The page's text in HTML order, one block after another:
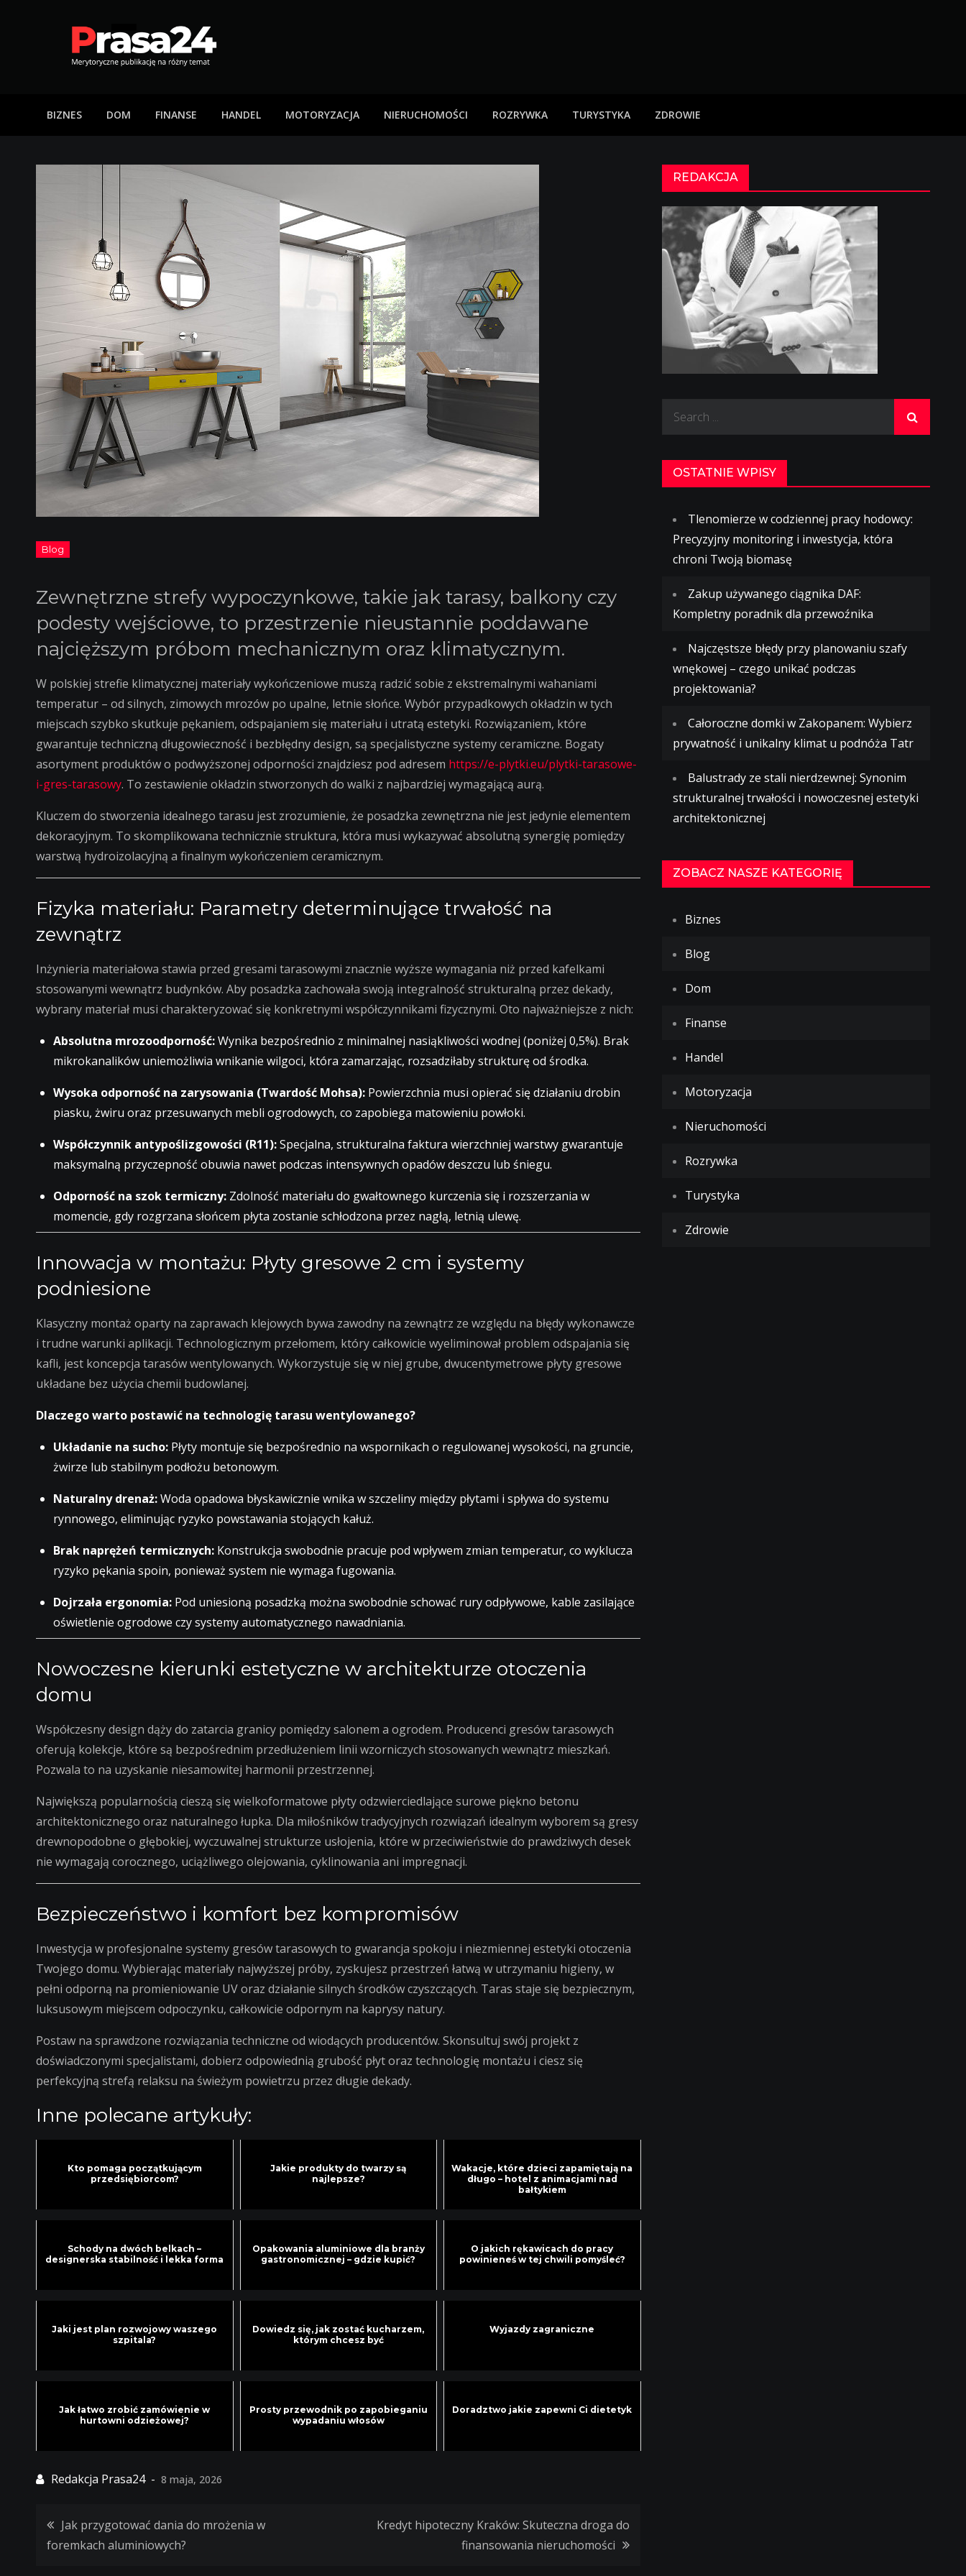
BIZNES DOM FINANSE HANDEL MOTORYZACJA NIERUCHOMOŚCI ROZRYWKA TURYSTYKA ZDROWIE
Zewnętrzne strefy wypoczynkowe, takie jak tarasy, balkony czy
podesty wejściowe, to przestrzenie nieustannie poddawane
najcięższym próbom mechanicznym oraz klimatycznym.
W polskiej strefie klimatycznej materiały wykończeniowe muszą radzić sobie z ekstremalnymi wahaniami
temperatur – od silnych, zimowych mrozów po upalne, letnie słońce. Wybór przypadkowych okładzin w tych
miejscach szybko skutkuje pękaniem, odspajaniem się materiału i utratą estetyki. Rozwiązaniem, które
gwarantuje techniczną długowieczność i bezbłędny design, są specjalistyczne systemy ceramiczne. Bogaty
asortyment produktów o podwyższonej odporności znajdziesz pod adresem https://e-plytki.eu/plytki-tarasowe-
i-gres-tarasowy. To zestawienie okładzin stworzonych do walki z najbardziej wymagającą aurą.
Kluczem do stworzenia idealnego tarasu jest zrozumienie, że posadzka zewnętrzna nie jest jedynie elementem
dekoracyjnym. To skomplikowana technicznie struktura, która musi wykazywać absolutną synergię pomiędzy
warstwą hydroizolacyjną a finalnym wykończeniem ceramicznym.
Fizyka materiału: Parametry determinujące trwałość na
zewnątrz
Inżynieria materiałowa stawia przed gresami tarasowymi znacznie wyższe wymagania niż przed kafelkami
stosowanymi wewnątrz budynków. Aby posadzka zachowała swoją integralność strukturalną przez dekady,
wybrany materiał musi charakteryzować się konkretnymi współczynnikami fizycznymi. Oto najważniejsze z nich:
Absolutna mrozoodporność:Wynika bezpośrednio z minimalnej nasiąkliwości wodnej (poniżej 0,5%). Brak
mikrokanalików uniemożliwia wnikanie wilgoci, która zamarzając, rozsadziłaby strukturę od środka.
Wysoka odporność na zarysowania (Twardość Mohsa): Powierzchnia musi opierać się działaniu drobin
piasku, żwiru oraz przesuwanych mebli ogrodowych, co zapobiega matowieniu powłoki.
Współczynnik antypoślizgowości (R11):Specjalna, strukturalna faktura wierzchniej warstwy gwarantuje
maksymalną przyczepność obuwia nawet podczas intensywnych opadów deszczu lub śniegu.
Odporność na szok termiczny: Zdolność materiału do gwałtownego kurczenia się i rozszerzania w
momencie, gdy rozgrzana słońcem płyta zostanie schłodzona przez nagłą, letnią ulewę.
Innowacja w montażu: Płyty gresowe 2 cm i systemy
podniesione
Klasyczny montaż oparty na zaprawach klejowych bywa zawodny na zewnątrz ze względu na błędy wykonawcze
i trudne warunki aplikacji. Technologicznym przełomem, który całkowicie wyeliminował problem odspajania się
kafli, jest koncepcja tarasów wentylowanych. Wykorzystuje się w niej grube, dwucentymetrowe płyty gresowe
układane bez użycia chemii budowlanej.
Dlaczego warto postawić na technologię tarasu wentylowanego?
Układanie na sucho: Płyty montuje się bezpośrednio na wspornikach o regulowanej wysokości, na gruncie,
żwirze lub stabilnym podłożu betonowym.
Naturalny drenaż:Woda opadowa błyskawicznie wnika w szczeliny między płytami i spływa do systemu
rynnowego, eliminując ryzyko powstawania stojących kałuż.
Brak naprężeń termicznych: Konstrukcja swobodnie pracuje pod wpływem zmian temperatur, co wyklucza
ryzyko pękania spoin, ponieważ system nie wymaga fugowania.
Dojrzała ergonomia: Pod uniesioną posadzką można swobodnie schować rury odpływowe, kable zasilające
oświetlenie ogrodowe czy systemy automatycznego nawadniania.
Nowoczesne kierunki estetyczne w architekturze otoczenia
domu
Współczesny design dąży do zatarcia granicy pomiędzy salonem a ogrodem. Producenci gresów tarasowych
oferują kolekcje, które są bezpośrednim przedłużeniem linii wzorniczych stosowanych wewnątrz mieszkań.
Pozwala to na uzyskanie niesamowitej harmonii przestrzennej.
Największą popularnością cieszą się wielkoformatowe płyty odzwierciedlające surowe piękno betonu
architektonicznego oraz naturalnego łupka. Dla miłośników tradycyjnych rozwiązań idealnym wyborem są gresy
drewnopodobne o głębokiej, wyczuwalnej strukturze usłojenia, które w przeciwieństwie do prawdziwych desek
nie wymagają corocznego, uciążliwego olejowania, cyklinowania ani impregnacji.
Bezpieczeństwo i komfort bez kompromisów
Inwestycja w profesjonalne systemy gresów tarasowych to gwarancja spokoju i niezmiennej estetyki otoczenia
Twojego domu. Wybierając materiały najwyższej próby, zyskujesz przestrzeń łatwą w utrzymaniu higieny, w
pełni odporną na promieniowanie UV oraz działanie silnych środków czyszczących. Taras staje się bezpiecznym,
luksusowym miejscem odpoczynku, całkowicie odpornym na kaprysy natury.
Postaw na sprawdzone rozwiązania techniczne od wiodących producentów. Skonsultuj swój projekt z
doświadczonymi specjalistami, dobierz odpowiednią grubość płyt oraz technologię montażu i ciesz się
perfekcyjną strefą relaksu na świeżym powietrzu przez długie dekady.
Inne polecane artykuły:
Kto pomaga początkującym
przedsiębiorcom?
Jakie produkty do twarzy są
najlepsze?
Wakacje, które dzieci zapamiętają na
długo – hotel z animacjami nad
bałtykiem
Schody na dwóch belkach –
designerska stabilność i lekka forma
Opakowania aluminiowe dla branży
gastronomicznej – gdzie kupić?
O jakich rękawicach do pracy
powinieneś w tej chwili pomyśleć?
Jaki jest plan rozwojowy waszego
szpitala?
Dowiedz się, jak zostać kucharzem,
którym chcesz być
Wyjazdy zagraniczne
Jak łatwo zrobić zamówienie w
hurtowni odzieżowej?
Prosty przewodnik po zapobieganiu
wypadaniu włosów
Doradztwo jakie zapewni Ci dietetyk
8 maja, 2026
Nawigacja
Jak przygotować dania do mrożenia w
foremkach aluminiowych?
Kredyt hipoteczny Kraków: Skuteczna droga do
finansowania nieruchomości
REDAKCJA
Search
OSTATNIE WPISY
Tlenomierze w codziennej pracy hodowcy:
Precyzyjny monitoring i inwestycja, która
chroni Twoją biomasę
Zakup używanego ciągnika DAF:
Kompletny poradnik dla przewoźnika
Najczęstsze błędy przy planowaniu szafy
wnękowej – czego unikać podczas
projektowania?
Całoroczne domki w Zakopanem: Wybierz
prywatność i unikalny klimat u podnóża Tatr
Balustrady ze stali nierdzewnej: Synonim
strukturalnej trwałości i nowoczesnej estetyki
architektonicznej
ZOBACZ NASZE KATEGORIĘ
Biznes
Blog
Dom
Finanse
Handel
Motoryzacja
Nieruchomości
Rozrywka
Turystyka
Zdrowie